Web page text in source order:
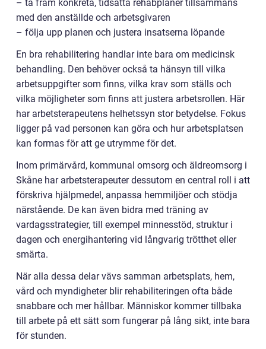
– ta fram konkreta, tidsatta rehabplaner tillsammans
med den anställde och arbetsgivaren
– följa upp planen och justera insatserna löpande
En bra rehabilitering handlar inte bara om medicinsk
behandling. Den behöver också ta hänsyn till vilka
arbetsuppgifter som finns, vilka krav som ställs och
vilka möjligheter som finns att justera arbetsrollen. Här
har arbetsterapeutens helhetssyn stor betydelse. Fokus
ligger på vad personen kan göra och hur arbetsplatsen
kan formas för att ge utrymme för det.
Inom primärvård, kommunal omsorg och äldreomsorg i
Skåne har arbetsterapeuter dessutom en central roll i att
förskriva hjälpmedel, anpassa hemmiljöer och stödja
närstående. De kan även bidra med träning av
vardagsstrategier, till exempel minnesstöd, struktur i
dagen och energihantering vid långvarig trötthet eller
smärta.
När alla dessa delar vävs samman arbetsplats, hem,
vård och myndigheter blir rehabiliteringen ofta både
snabbare och mer hållbar. Människor kommer tillbaka
till arbete på ett sätt som fungerar på lång sikt, inte bara
för stunden.